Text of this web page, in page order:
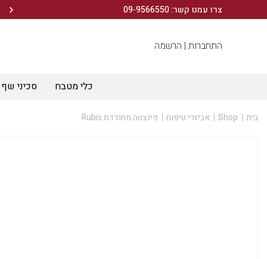
צרו עמנו קשר: 09-9566550
הירשמו לניוזלטר שלנו ותיהנו מ- 10% הנחה ברכישה הראשונה!
התחברות | הרשמה
כלי מטבח סכיני שף
בית Shop אביזרי טיפוח פינצטה מחודדת Rubis